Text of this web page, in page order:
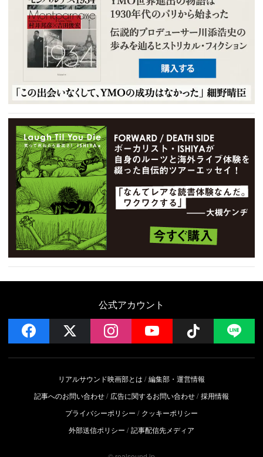
公式アカウント
facebook instagramYouTube Follow
リアルサウンド映画部とは
編集部・運営情報
記事へのお問い合わせ
広告に関するお問い合わせ 採用情報
プライバシーポリシー
クッキーポリシー
外部送信ポリシー
記事配信先メディア